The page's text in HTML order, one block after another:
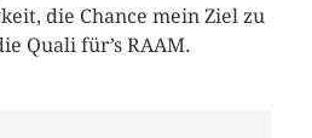
die Chance mein Ziel zu
Quali für’s RAAM.